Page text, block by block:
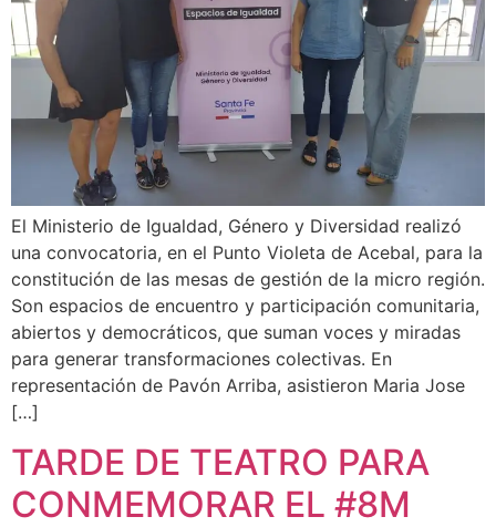
El Ministerio de Igualdad, Género y Diversidad realizó
una convocatoria, en el Punto Violeta de Acebal, para la
constitución de las mesas de gestión de la micro región.
Son espacios de encuentro y participación comunitaria,
abiertos y democráticos, que suman voces y miradas
para generar transformaciones colectivas. En
representación de Pavón Arriba, asistieron Maria Jose
[…]
TARDE DE TEATRO PARA
CONMEMORAR EL #8M